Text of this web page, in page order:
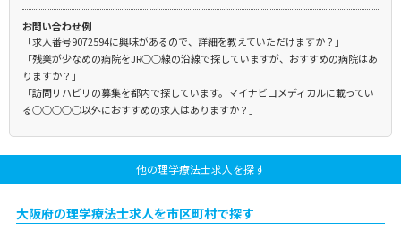
お問い合わせ例
「求人番号9072594に興味があるので、詳細を教えていただけますか？」
「残業が少なめの病院をJR○○線の沿線で探していますが、おすすめの病院はあ
りますか？」
「訪問リハビリの募集を都内で探しています。マイナビコメディカルに載ってい
る○○○○○以外におすすめの求人はありますか？」
他の理学療法士求人を探す
大阪府の理学療法士求人を市区町村で探す